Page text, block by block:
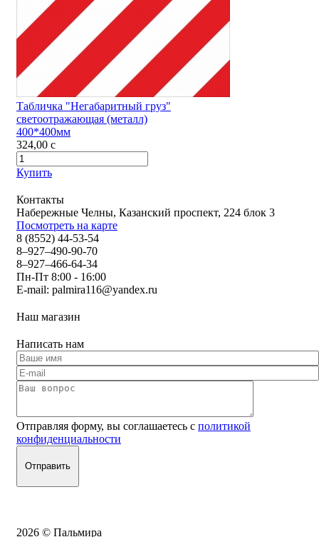
Табличка "Негабаритный груз"
светоотражающая (металл)
400*400мм
324,00 c
Купить
Контакты
Набережные Челны, Казанский проспект, 224 блок 3
Посмотреть на карте
8 (8552) 44-53-54
8–927–490-90-70
8–927–466-64-34
Пн-Пт 8:00 - 16:00
E-mail: palmira116@yandex.ru
Наш магазин
Написать нам
Отправляя форму, вы соглашаетесь с политикой
конфиденциальности
2026 © Пальмира